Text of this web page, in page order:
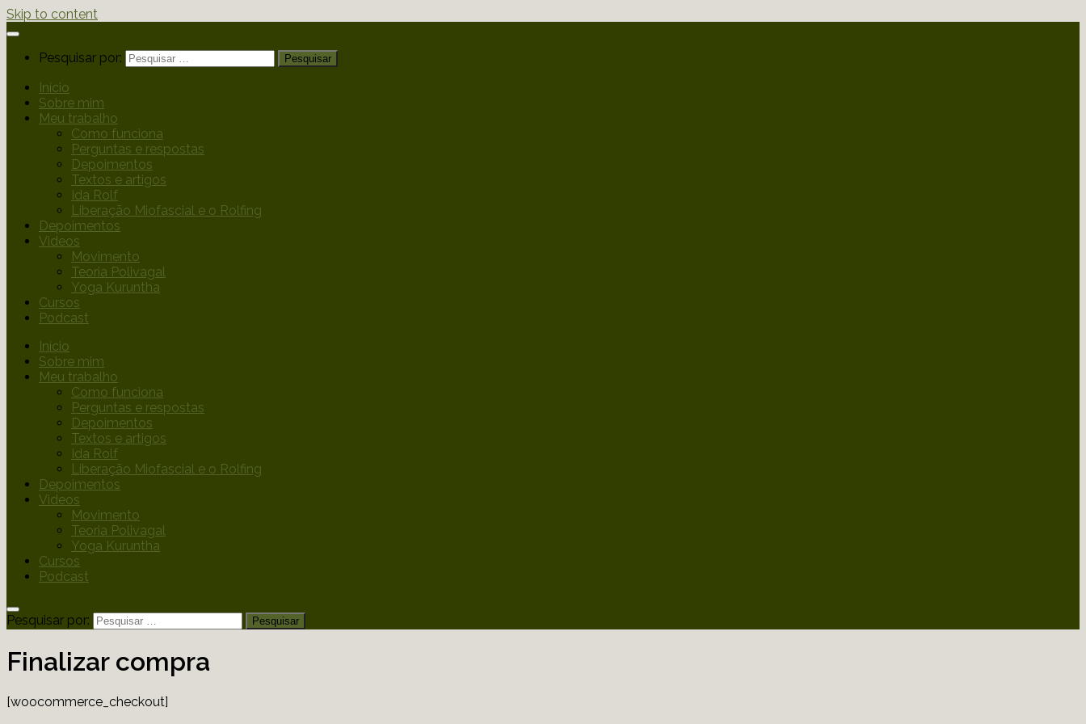
Skip to content
Pesquisar por:
Início
Sobre mim
Meu trabalho
Como funciona
Perguntas e respostas
Depoimentos
Textos e artigos
Ida Rolf
Liberação Miofascial e o Rolfing
Depoimentos
Videos
Movimento
Teoria Polivagal
Yoga Kuruntha
Cursos
Podcast
Início
Sobre mim
Meu trabalho
Como funciona
Perguntas e respostas
Depoimentos
Textos e artigos
Ida Rolf
Liberação Miofascial e o Rolfing
Depoimentos
Videos
Movimento
Teoria Polivagal
Yoga Kuruntha
Cursos
Podcast
Pesquisar por:
Finalizar compra
[woocommerce_checkout]